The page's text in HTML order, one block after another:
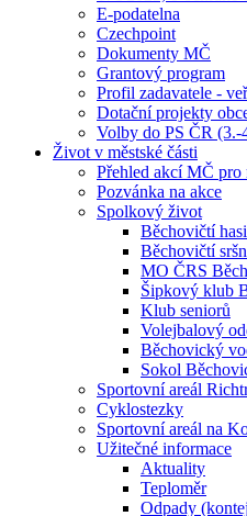
E-podatelna
Czechpoint
Dokumenty MČ
Grantový program
Profil zadavatele -
Dotační projekty
Volby do PS ČR (3.-
Život v městské části
Přehled akcí MČ pro
Pozvánka na akce
Spolkový život
Běchovičtí
Běchovičtí
MO ČRS
Šipkový klub
Klub seniorů
Volejbalový
Běchovický
Sokol
Sportovní areál
Cyklostezky
Sportovní areál na
Užitečné informace
Aktuality
Teploměr
Odpady